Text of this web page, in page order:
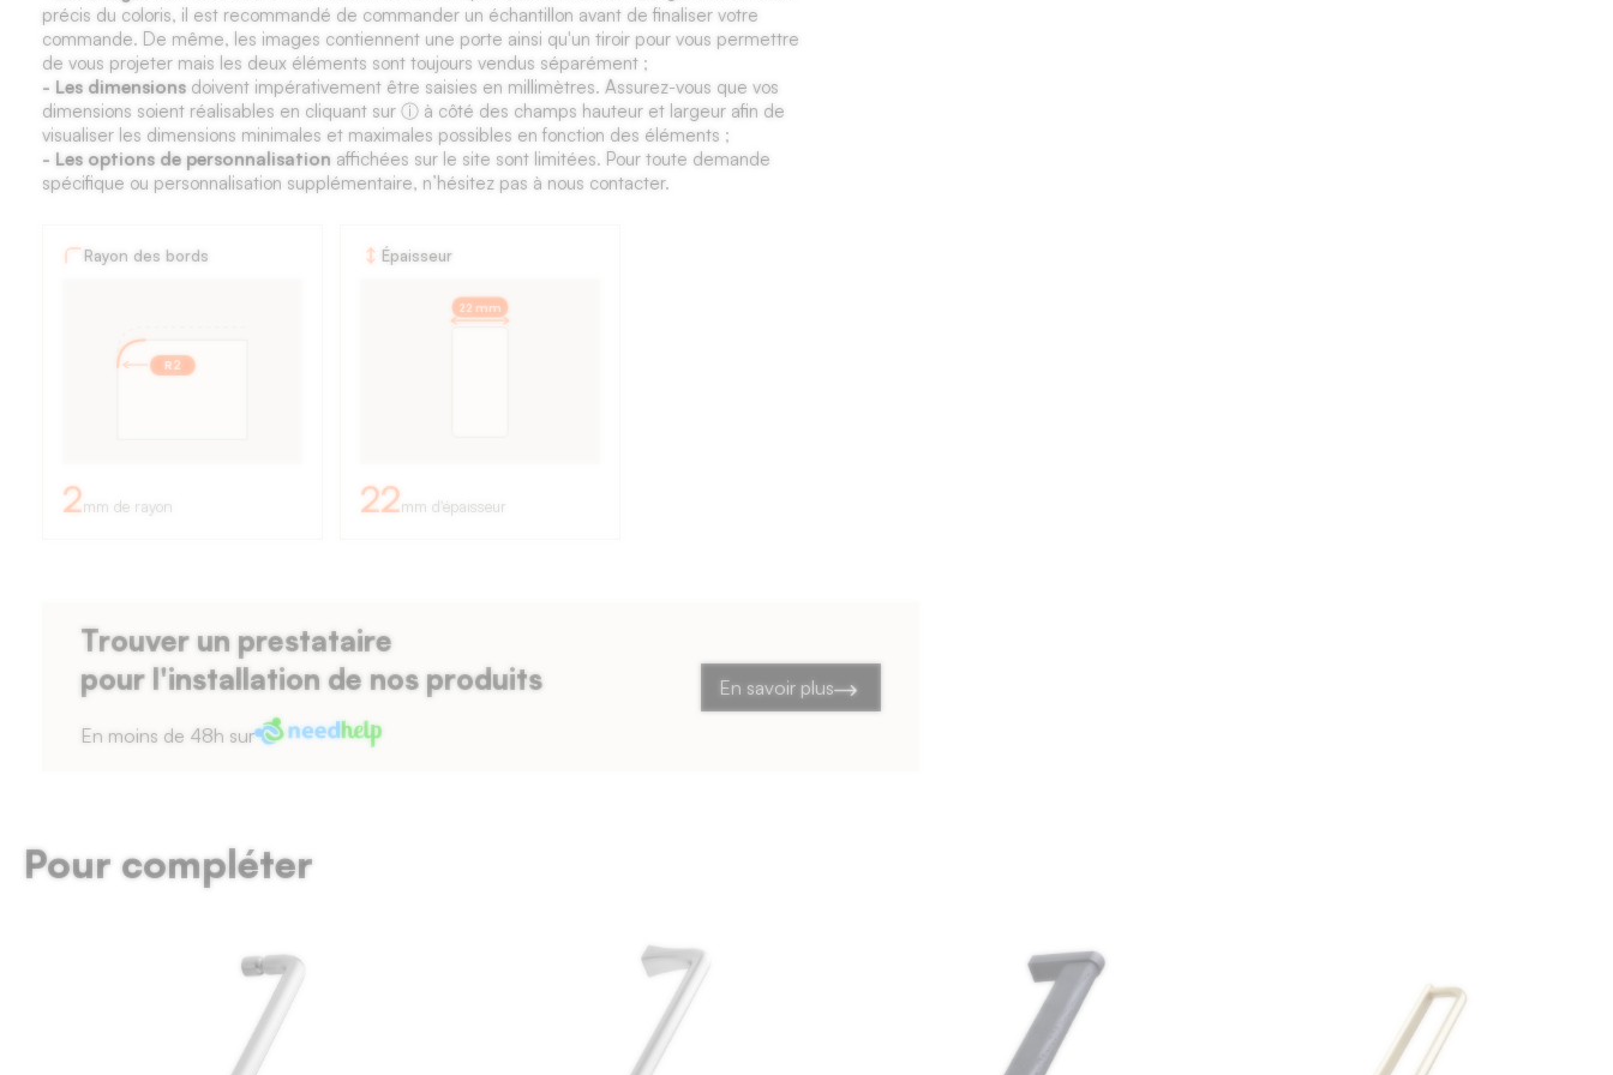
précis du coloris, il est recommandé de commander un échantillon avant de finaliser votre
commande. De même, les images contiennent une porte ainsi qu'un tiroir pour vous permettre
de vous projeter mais les deux éléments sont toujours vendus séparément ;
- Les dimensions doivent impérativement être saisies en millimètres. Assurez-vous que vos
dimensions soient réalisables en cliquant sur ⓘ à côté des champs hauteur et largeur afin de
visualiser les dimensions minimales et maximales possibles en fonction des éléments ;
- Les options de personnalisation affichées sur le site sont limitées. Pour toute demande
spécifique ou personnalisation supplémentaire, n’hésitez pas à nous contacter.
Fiche
façades
bords
de
mm,
la
Rayon des bords
R2
2mm de rayon
Épaisseur
22 mm
22mm d'épaisseur
Trouver un prestataire
pour l'installation de nos produits
En moins de 48h sur
En savoir plus
Pour compléter